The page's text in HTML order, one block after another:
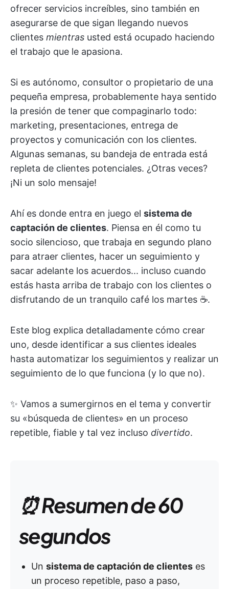
ofrecer servicios increíbles, sino también en
asegurarse de que sigan llegando nuevos
clientes mientras usted está ocupado haciendo
el trabajo que le apasiona.
Si es autónomo, consultor o propietario de una
pequeña empresa, probablemente haya sentido
la presión de tener que compaginarlo todo:
marketing, presentaciones, entrega de
proyectos y comunicación con los clientes.
Algunas semanas, su bandeja de entrada está
repleta de clientes potenciales. ¿Otras veces?
¡Ni un solo mensaje!
Ahí es donde entra en juego el sistema de
captación de clientes. Piensa en él como tu
socio silencioso, que trabaja en segundo plano
para atraer clientes, hacer un seguimiento y
sacar adelante los acuerdos... incluso cuando
estás hasta arriba de trabajo con los clientes o
disfrutando de un tranquilo café los martes ☕.
Este blog explica detalladamente cómo crear
uno, desde identificar a sus clientes ideales
hasta automatizar los seguimientos y realizar un
seguimiento de lo que funciona (y lo que no).
✨ Vamos a sumergirnos en el tema y convertir
su «búsqueda de clientes» en un proceso
repetible, fiable y tal vez incluso divertido.
⏰ Resumen de 60
segundos
Un sistema de captación de clientes es
un proceso repetible, paso a paso,